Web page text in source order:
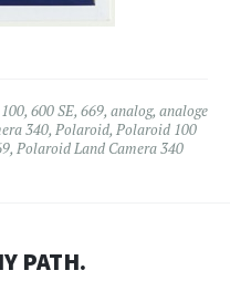
100, 600 SE, 669, analog, analoge
340, Polaroid, Polaroid 100
, Polaroid Land Camera 340
PATH.